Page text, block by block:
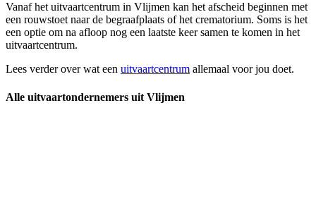
Vanaf het uitvaartcentrum in Vlijmen kan het afscheid beginnen met
een rouwstoet naar de begraafplaats of het crematorium. Soms is het
een optie om na afloop nog een laatste keer samen te komen in het
uitvaartcentrum.
Lees verder over wat een uitvaartcentrum allemaal voor jou doet.
Alle uitvaartondernemers uit Vlijmen